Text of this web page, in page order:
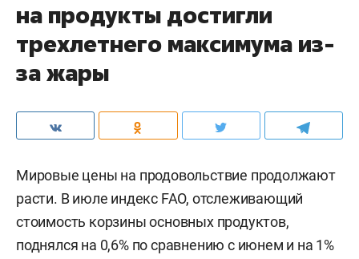
на продукты достигли
трехлетнего максимума из-
за жары
Мировые цены на продовольствие продолжают
расти. В июле индекс FAO, отслеживающий
стоимость корзины основных продуктов,
поднялся на 0,6% по сравнению с июнем и на 1%